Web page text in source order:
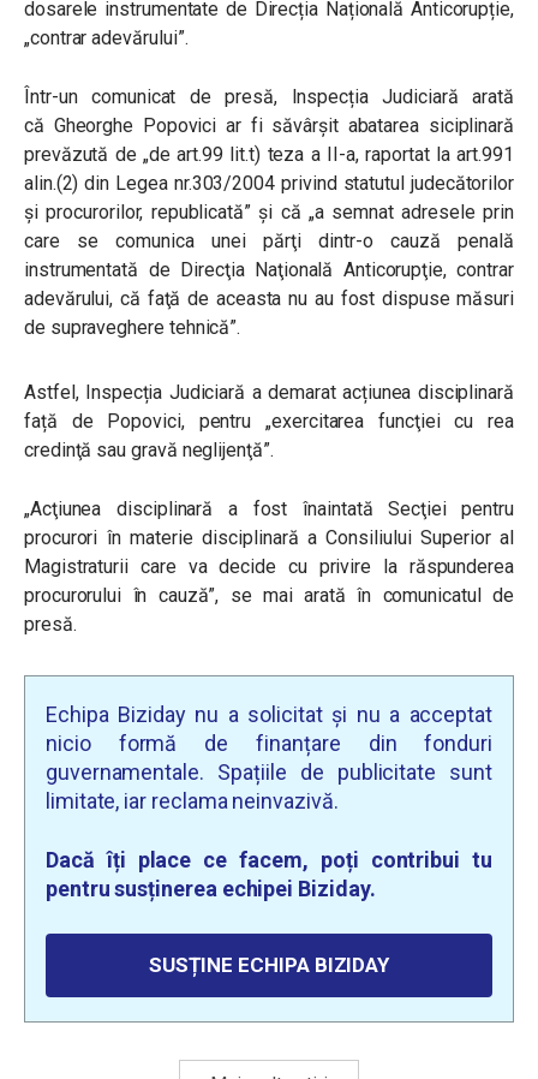
dosarele instrumentate de Direcția Națională Anticorupție,
„contrar adevărului”.
Într-un comunicat de presă, Inspecția Judiciară arată
că Gheorghe Popovici ar fi săvârșit abatarea siciplinară
prevăzută de „de art.99 lit.t) teza a II-a, raportat la art.991
alin.(2) din Legea nr.303/2004 privind statutul judecătorilor
şi procurorilor, republicată” și că „a semnat adresele prin
care se comunica unei părţi dintr-o cauză penală
instrumentată de Direcţia Naţională Anticorupţie, contrar
adevărului, că faţă de aceasta nu au fost dispuse măsuri
de supraveghere tehnică”.
Astfel, Inspecția Judiciară a demarat acțiunea disciplinară
față de Popovici, pentru „exercitarea funcţiei cu rea
credinţă sau gravă neglijenţă”.
„Acţiunea disciplinară a fost înaintată Secţiei pentru
procurori în materie disciplinară a Consiliului Superior al
Magistraturii care va decide cu privire la răspunderea
procurorului în cauză”, se mai arată în comunicatul de
presă.
Echipa Biziday nu a solicitat și nu a acceptat
nicio formă de finanțare din fonduri
guvernamentale. Spațiile de publicitate sunt
limitate, iar reclama neinvazivă.
Dacă îți place ce facem, poți contribui tu
pentru susținerea echipei Biziday.
SUSȚINE ECHIPA BIZIDAY